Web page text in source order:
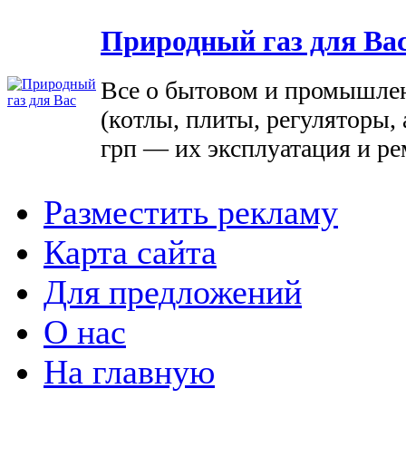
Природный газ для
Все о бытовом и
(котлы, плиты, регуляторы,
грп — их эксплуатация и
Разместить рекламу
Карта сайта
Для предложений
О нас
На главную